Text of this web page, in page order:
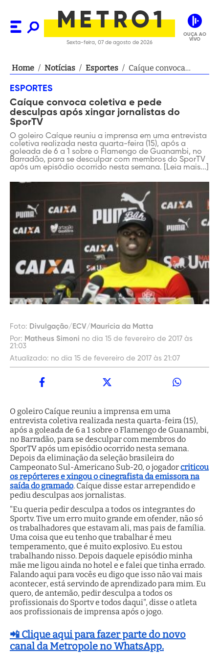
Sexta-feira, 07 de agosto de 2026
OUÇA AO
VIVO
Home / Notícias / Esportes / Caíque convoca
xingar jornalistas do
SporTV
ESPORTES
Caíque convoca coletiva e pede
desculpas após xingar jornalistas do
SporTV
O goleiro Caíque reuniu a imprensa em uma entrevista
coletiva realizada nesta quarta-feira (15), após a
goleada de 6 a 1 sobre o Flamengo de Guanambi, no
Barradão, para se desculpar com membros do SporTV
após um episódio ocorrido nesta semana. [Leia mais...]
Foto: Divulgação/ECV/Maurícia da Matta
Por: Matheus Simoni no dia 15 de fevereiro de 2017 às
21:03
Atualizado: no dia 15 de fevereiro de 2017 às 21:07
O goleiro Caíque reuniu a imprensa em uma
entrevista coletiva realizada nesta quarta-feira (15),
após a goleada de 6 a 1 sobre o Flamengo de Guanambi,
no Barradão, para se desculpar com membros do
SporTV após um episódio ocorrido nesta semana.
Depois da eliminação da seleção brasileira do
Campeonato Sul-Americano Sub-20, o jogadorcriticou
os repórteres e xingou o cinegrafista da emissora na
saída do gramado. Caíque disse estar arrependido e
pediu desculpas aos jornalistas.
"Eu queria pedir desculpa a todos os integrantes do
Sportv. Tive um erro muito grande em ofender, não só
os trabalhadores que estavam ali, mas pais de família.
Uma coisa que eu tenho que trabalhar é meu
temperamento, que é muito explosivo. Eu estou
trabalhando nisso. Depois daquele episódio minha
mãe me ligou ainda no hotel e e falei que tinha errado.
Falando aqui para vocês eu digo que isso não vai mais
acontecer, está servindo de aprendizado para mim. Eu
quero, de antemão, pedir desculpa a todos os
profissionais do Sportv e todos daqui", disse o atleta
aos profissionais de imprensa após o jogo.
📲 Clique aqui para fazer parte do novo
canal da Metropole no WhatsApp.